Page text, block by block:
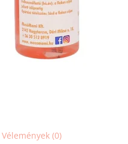
Vélemények (0)